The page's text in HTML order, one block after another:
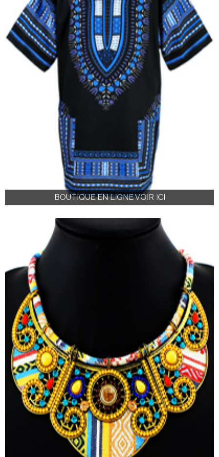
BOUTIQUE EN LIGNE VOIR ICI